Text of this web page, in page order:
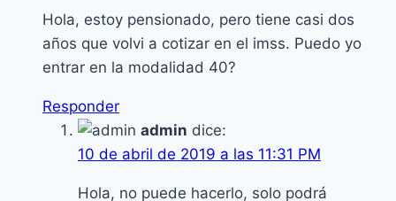
Hola, estoy pensionado, pero tiene casi dos
años que volvi a cotizar en el imss. Puedo yo
entrar en la modalidad 40?
Responder
admin dice:
10 de abril de 2019 a las 11:31 PM
Hola, no puede hacerlo, solo podrá